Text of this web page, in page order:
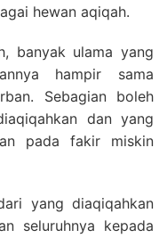
hewan aqiqah.
banyak ulama yang
hampir sama
Sebagian boleh
dan yang
pada fakir miskin
yang diaqiqahkan
seluruhnya kepada